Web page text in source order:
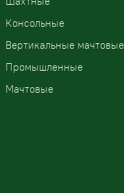
Консольные
Вертикальные мачтовые
Промышленные
Мачтовые